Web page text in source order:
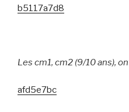
b5117a7d8
Les cm1, cm2 (9/10 ans),
afd5e7bc